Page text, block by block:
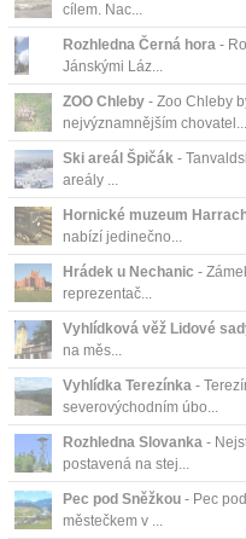
cílem. Nac...
Rozhledna Černá hora -
Jánskými Láz...
ZOO Chleby - Zoo Chleby
nejvýznamnějším chovatel...
Ski areál Špičák -
areály ...
Hornické muzeum
nabízí jedinečno...
Hrádek u Nechanic -
reprezentač...
Vyhlídková věž Lidové
na měs...
Vyhlídka Terezínka -
severovýchodním úbo...
Rozhledna Slovanka -
postavená na stej...
Pec pod Sněžkou - Pec
městečkem v ...